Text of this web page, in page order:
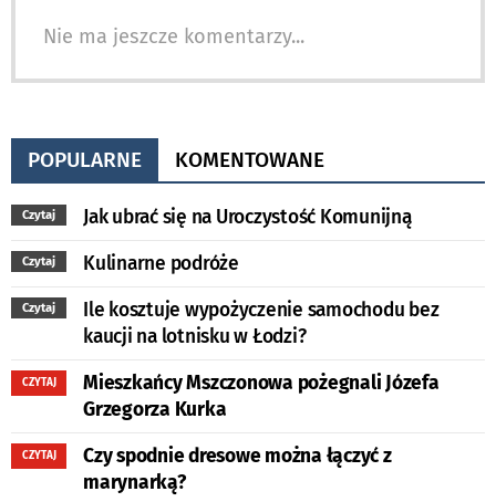
Nie ma jeszcze komentarzy...
POPULARNE KOMENTOWANE
Czytaj Jak ubrać się na Uroczystość Komunijną
Czytaj Kulinarne podróże
Czytaj
Ile kosztuje wypożyczenie samochodu bez
kaucji na lotnisku w Łodzi?
CZYTAJ
Mieszkańcy Mszczonowa pożegnali Józefa
Grzegorza Kurka
CZYTAJ
Czy spodnie dresowe można łączyć z
marynarką?